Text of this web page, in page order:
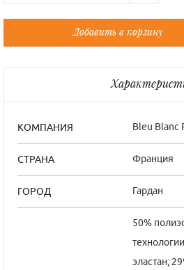
Русский
40-42
36/0
44
38/1
Добавить в корзину
КОМПАНИЯ Bleu Blanc
СТРАНА Франция
ГОРОД Гардан
50%
эластан;